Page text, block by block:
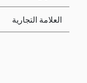
العلامة التجارية